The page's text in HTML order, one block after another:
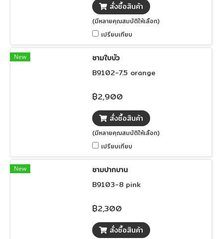
สั่งซื้อสินค้า
(มีหลายคุณสมบัติให้เลือก)
เปรียบเทียบ
New
ชามใบบัว
B9102-7.5 orange
฿2,900
สั่งซื้อสินค้า
(มีหลายคุณสมบัติให้เลือก)
เปรียบเทียบ
New
ชามปากบาน
B9103-8 pink
฿2,300
สั่งซื้อสินค้า